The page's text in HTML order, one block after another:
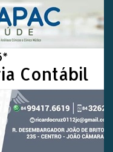
Contábil